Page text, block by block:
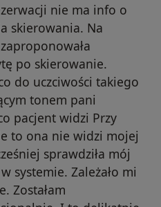
nie ma info o
skierowania. Na
po skierowanie.
do uczciwości takiego
tonem pani
pacjent widzi Przy
to ona nie widzi mojej
sprawdziła mój
systemie. Zależało mi
Zostałam